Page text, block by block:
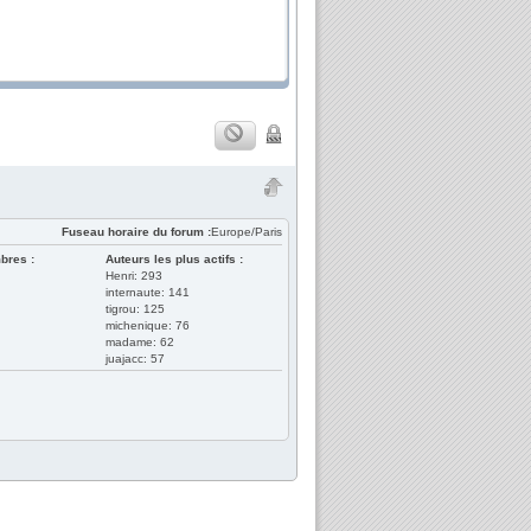
Fuseau horaire du forum :Europe/Paris
Auteurs les plus actifs :
Henri: 293
internaute: 141
tigrou: 125
michenique: 76
madame: 62
juajacc: 57
: